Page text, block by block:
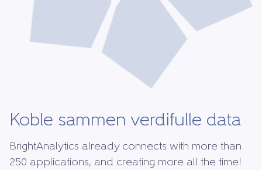
Koble sammen verdifulle data
BrightAnalytics already connects with more than
250 applications, and creating more all the time!